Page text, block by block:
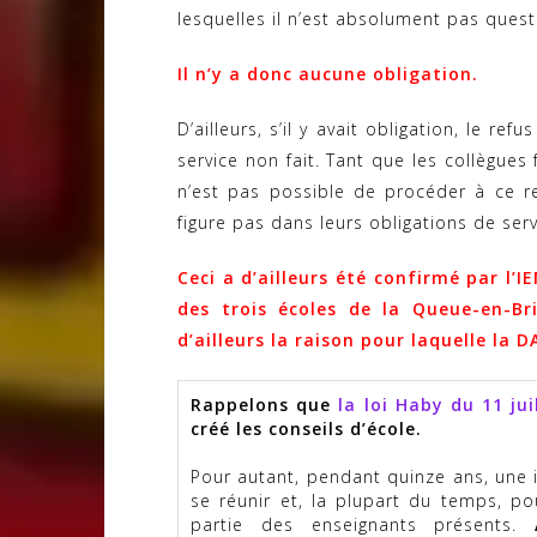
lesquelles il n’est absolument pas
Il n’y a donc aucune obligation.
D’ailleurs, s’il y avait obligation, le
service non fait. Tant que les
n’est pas possible de procéder à ce
figure pas dans leurs obligations de
Ceci a d’ailleurs été confirmé par
des trois écoles de la Queue-en-
d’ailleurs la raison pour laquelle la
Rappelons que la loi Haby du 11
créé les conseils d’école.
Pour autant, pendant quinze ans, une
se réunir et, la plupart du temps,
partie des enseignants présents.